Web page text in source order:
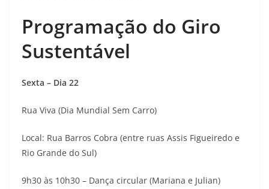
Programação do Giro
Sustentável
Sexta – Dia 22
Rua Viva (Dia Mundial Sem Carro)
Local: Rua Barros Cobra (entre ruas Assis Figueiredo e
Rio Grande do Sul)
9h30 às 10h30 – Dança circular (Mariana e Julian)